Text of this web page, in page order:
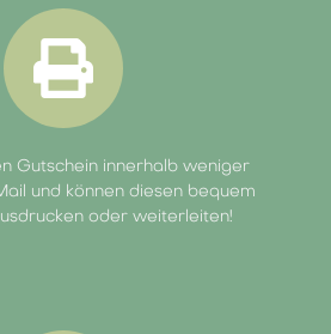
Gutschein innerhalb weniger
und können diesen bequem
oder weiterleiten!